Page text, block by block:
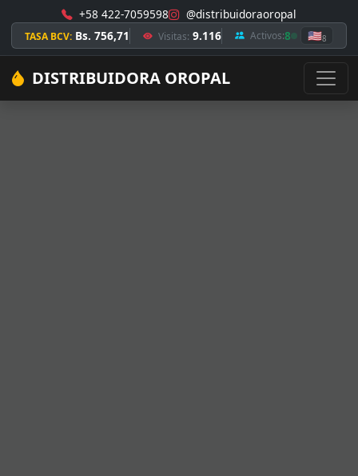
+58 422-7059598 @distribuidoraoropal
TASA BCV: Bs. 756,71 Visitas: 9.116 Activos:8 🇺🇸8
DISTRIBUIDORA OROPAL